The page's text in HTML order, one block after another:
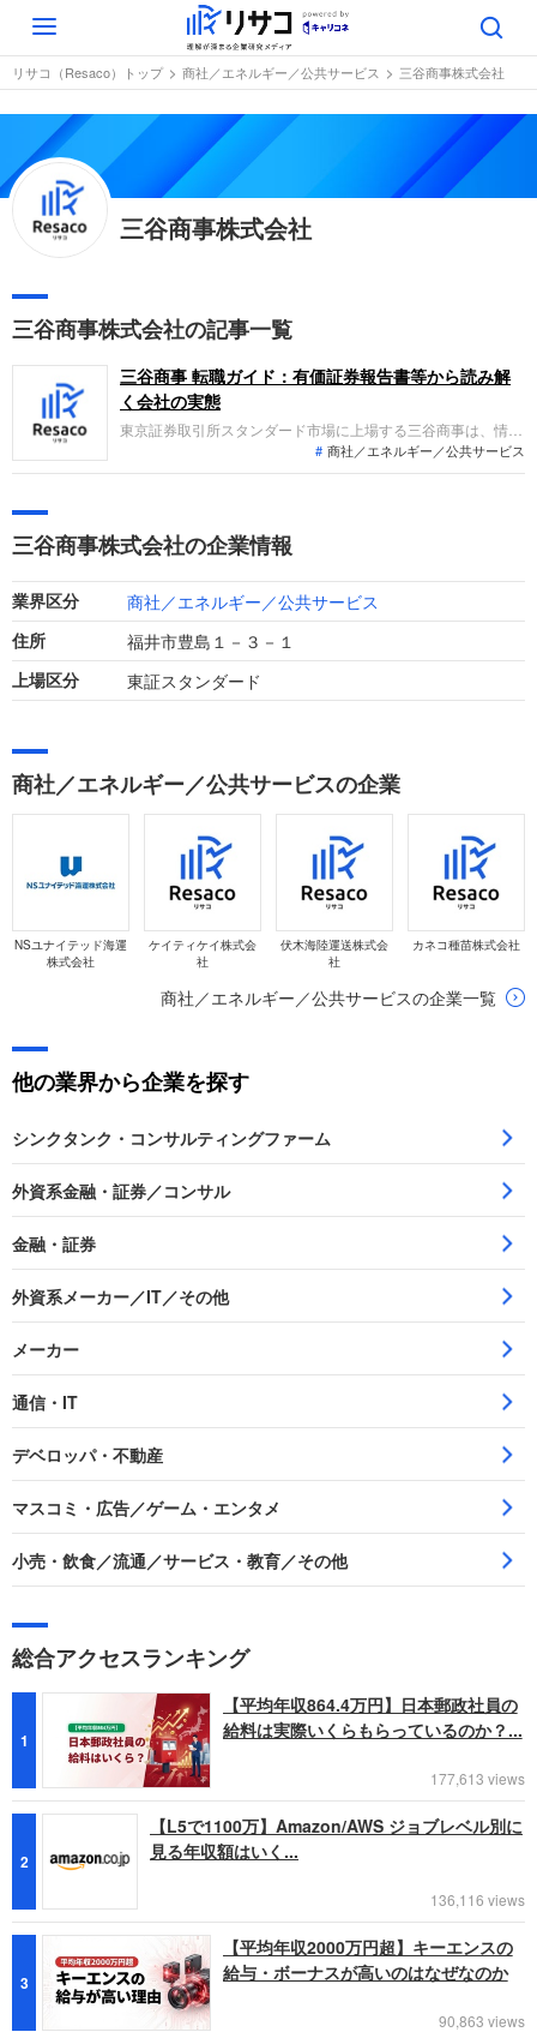
Toggle
navigation
リサコ（Resaco）トップ 商社／エネルギー／公共サービス 三谷商事株式会社
三谷商事株式会社
三谷商事株式会社の記事一覧
三谷商事 転職ガイド：有価証券報告書等から読み解
く会社の実態
東京証券取引所スタンダード市場に上場する三谷商事は、情報
システム関連事業、セメントや石油製品などの企業サプライ関
連事業、生コンクリートやケーブルテレビなどの生活・地域サ
移しています。
商社／エネルギー／公共サービス
三谷商事株式会社の企業情報
業界区分 商社／エネルギー／公共サービス
住所 福井市豊島１－３－１
上場区分 東証スタンダード
商社／エネルギー／公共サービスの企業
NSユナイテッド海運
株式会社
ケイティケイ株式会
社
伏木海陸運送株式会
社
カネコ種苗株式会社
商社／エネルギー／公共サービスの企業一覧
他の業界から企業を探す
シンクタンク・コンサルティングファーム
外資系金融・証券／コンサル
金融・証券
外資系メーカー／IT／その他
メーカー
通信・IT
デベロッパ・不動産
マスコミ・広告／ゲーム・エンタメ
小売・飲食／流通／サービス・教育／その他
総合アクセスランキング
1
【平均年収864.4万円】日本郵政社員の
給料は実際いくらもらっているのか？...
177,613 views
2
【L5で1100万】Amazon/AWS ジョブレベル別に
見る年収額はいく...
136,116 views
3
【平均年収2000万円超】キーエンスの
給与・ボーナスが高いのはなぜなのか
90,863 views